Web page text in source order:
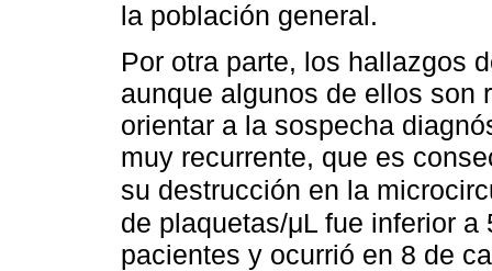
la población general.
Por otra parte, los hallazgos
aunque algunos de ellos son
orientar a la sospecha
muy recurrente, que es
su destrucción en la
de plaquetas/μL fue inferior
pacientes y ocurrió en 8 de